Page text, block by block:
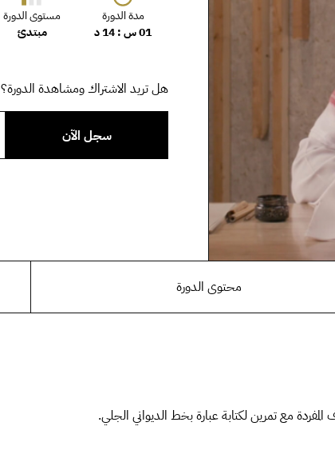
مدة الدورة
01 س : 14 د
مستوى الدورة
مبتدئ
هل تريد الاشتراك ومشاهدة الدورة؟
سجل الآن
محتوى الدورة
مع تمرين لكتابة عبارة بخط الديواني الجلي.